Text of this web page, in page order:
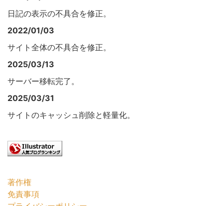
日記の表示の不具合を修正。
2022/01/03
サイト全体の不具合を修正。
2025/03/13
サーバー移転完了。
2025/03/31
サイトのキャッシュ削除と軽量化。
著作権
免責事項